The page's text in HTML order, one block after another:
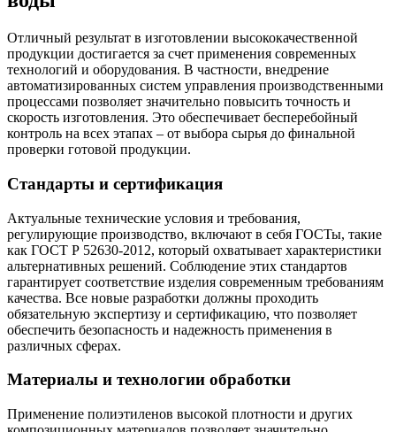
Отличный результат в изготовлении высококачественной
продукции достигается за счет применения современных
технологий и оборудования. В частности, внедрение
автоматизированных систем управления производственными
процессами позволяет значительно повысить точность и
скорость изготовления. Это обеспечивает бесперебойный
контроль на всех этапах – от выбора сырья до финальной
проверки готовой продукции.
Стандарты и сертификация
Актуальные технические условия и требования,
регулирующие производство, включают в себя ГОСТы, такие
как ГОСТ Р 52630-2012, который охватывает характеристики
альтернативных решений. Соблюдение этих стандартов
гарантирует соответствие изделия современным требованиям
качества. Все новые разработки должны проходить
обязательную экспертизу и сертификацию, что позволяет
обеспечить безопасность и надежность применения в
различных сферах.
Материалы и технологии обработки
Применение полиэтиленов высокой плотности и других